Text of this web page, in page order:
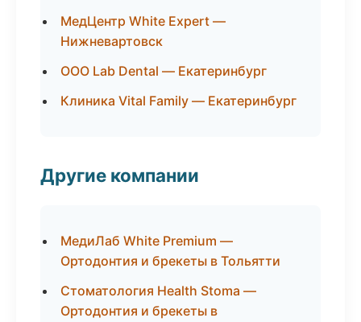
МедЦентр White Expert —
Нижневартовск
ООО Lab Dental — Екатеринбург
Клиника Vital Family — Екатеринбург
Другие компании
МедиЛаб White Premium —
Ортодонтия и брекеты в Тольятти
Стоматология Health Stoma —
Ортодонтия и брекеты в